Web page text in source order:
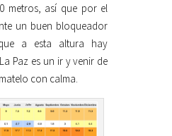
metros, así que por el
un buen bloqueador
a esta altura hay
Paz es un ir y venir de
con calma.